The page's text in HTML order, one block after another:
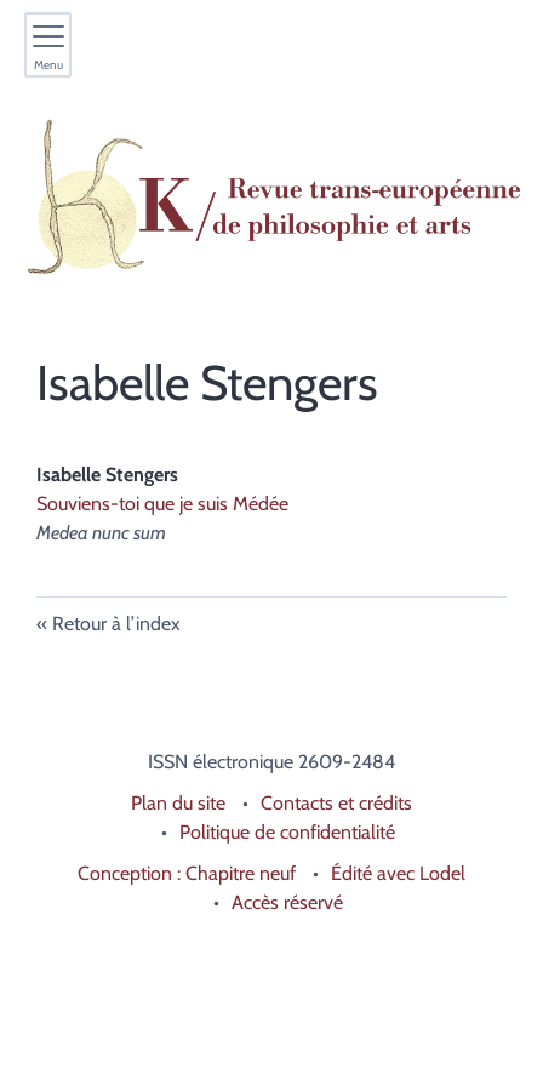
Menu
Isabelle Stengers
Isabelle Stengers
Souviens-toi que je suis Médée
Medea nunc sum
Retour à l’index
ISSN électronique 2609-2484
Plan du site
Contacts et crédits
Politique de confidentialité
Conception : Chapitre neuf
Édité avec Lodel
Accès réservé